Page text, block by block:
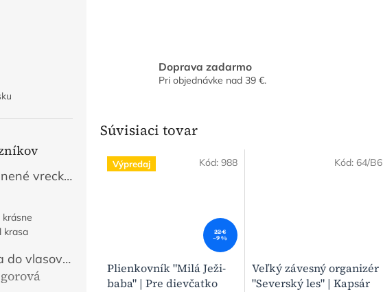
Dvojvrstvové bavlnené vrecko na chlieb s výšivkou - Fialové
z 5 hviezdičiek.
krasa
Saténová gumička do vlasov Tajomstvo jesene
z 5 hviezdičiek.
Doprava zadarmo
Pri objednávke nad 39 €.
Súvisiaci tovar
Výpredaj
22 €
–9 %
Plienkovník "Milá Ježi-
baba" | Pre dievčatko
Kód: 988
Veľký závesný organizér
"Severský les" | Kapsár
Kód: 64/B6